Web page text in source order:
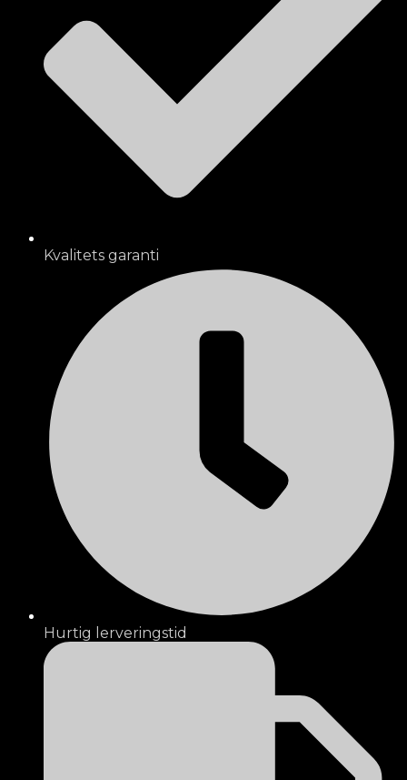
Kvalitets garanti
Hurtig lerveringstid